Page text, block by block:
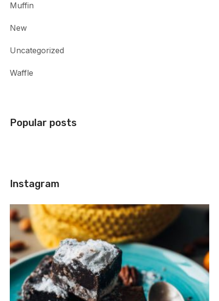
Muffin
New
Uncategorized
Waffle
Popular posts
Instagram